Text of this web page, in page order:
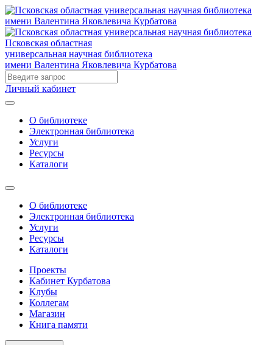
Псковская областная
универсальная научная библиотека
имени Валентина Яковлевича Курбатова
Личный кабинет
О библиотеке
Электронная библиотека
Услуги
Ресурсы
Каталоги
О библиотеке
Электронная библиотека
Услуги
Ресурсы
Каталоги
Проекты
Кабинет Курбатова
Клубы
Коллегам
Магазин
Книга памяти